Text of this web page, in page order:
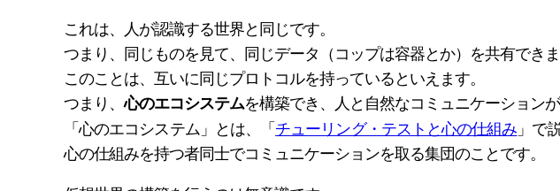
これは、人が認識する世界と同じです。
つまり、同じものを見て、同じデータ（コップは容器とか）を共有できま
このことは、互いに同じプロトコルを持っているといえます。
つまり、心のエコシステムを構築でき、人と自然なコミュニケーションが
「心のエコシステム」とは、「チューリング・テストと心の仕組み 」で
心の仕組みを持つ者同士でコミュニケーションを取る集団のことです。